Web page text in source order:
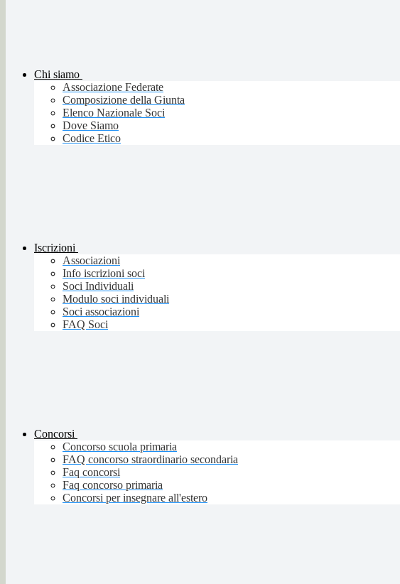
Chi siamo
Associazione Federate
Composizione della Giunta
Elenco Nazionale Soci
Dove Siamo
Codice Etico
Iscrizioni
Associazioni
Info iscrizioni soci
Soci Individuali
Modulo soci individuali
Soci associazioni
FAQ Soci
Concorsi
Concorso scuola primaria
FAQ concorso straordinario secondaria
Faq concorsi
Faq concorso primaria
Concorsi per insegnare all'estero